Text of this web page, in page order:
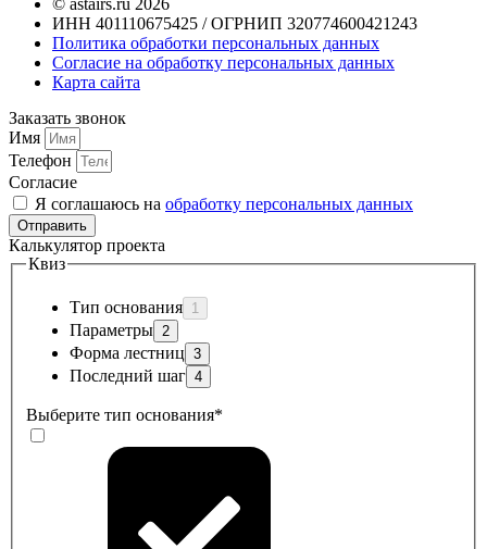
ИНН 401110675425 / ОГРНИП 320774600421243
Политика обработки персональных данных
Согласие на обработку персональных данных
Карта сайта
Заказать звонок
Имя
Телефон
Согласие
Я соглашаюсь на обработку персональных данных
Отправить
Калькулятор проекта
Квиз
Тип основания
Параметры
Форма лестниц
Последний шаг
Выберите тип основания*